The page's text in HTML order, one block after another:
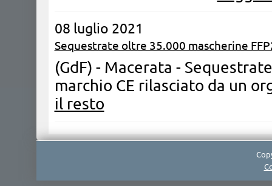
08 luglio 2021
Sequestrate oltre 35.000 mascherine
(GdF) - Macerata -
marchio CE rilasciato da un
il resto